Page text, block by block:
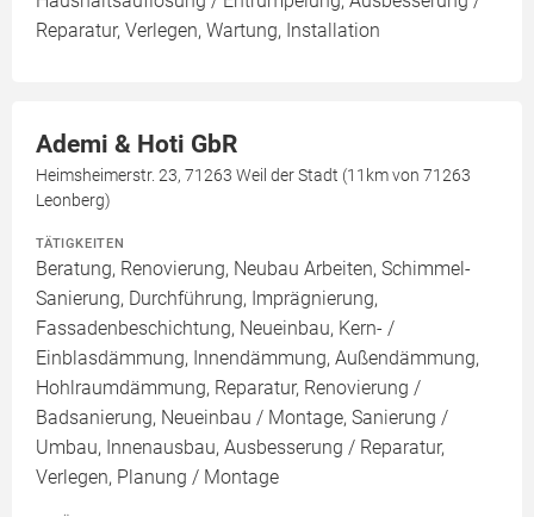
Reparatur, Verlegen, Wartung, Installation
Ademi & Hoti GbR
Heimsheimerstr. 23, 71263 Weil der Stadt (11km von 71263
Leonberg)
TÄTIGKEITEN
Beratung, Renovierung, Neubau Arbeiten, Schimmel-
Sanierung, Durchführung, Imprägnierung,
Fassadenbeschichtung, Neueinbau, Kern- /
Einblasdämmung, Innendämmung, Außendämmung,
Hohlraumdämmung, Reparatur, Renovierung /
Badsanierung, Neueinbau / Montage, Sanierung /
Umbau, Innenausbau, Ausbesserung / Reparatur,
Verlegen, Planung / Montage